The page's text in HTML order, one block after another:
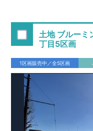
成材にヒノキを使用して
■長期優良住宅もっと
7つの厳しい技術基準を
長期優良住宅。
長期優良住宅として認
の技術基準をクリアす
リア！①耐震性②劣化
ギー性⑥居住環境⑦維持
そのほかの魅力として
税、中古市場での売却時
取得
能を評価されています
土地 ブルーミ
丁目5区画
1区画販売中／全5区画